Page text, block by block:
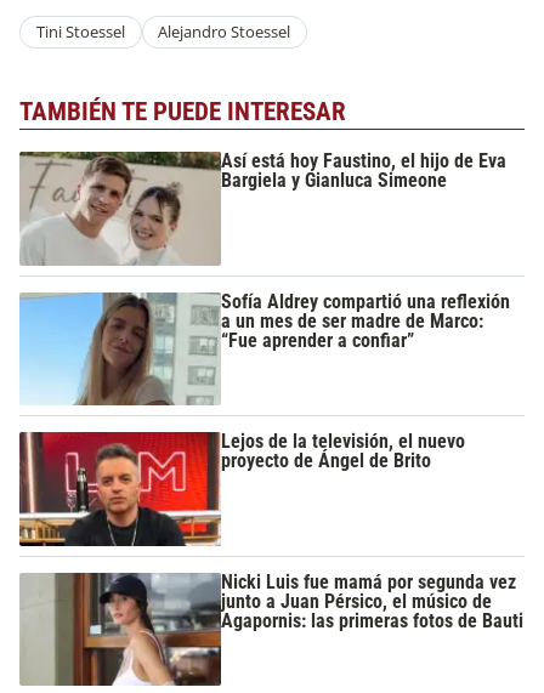
Tini Stoessel Alejandro Stoessel
TAMBIÉN TE PUEDE INTERESAR
Así está hoy Faustino, el hijo de Eva
Bargiela y Gianluca Simeone
Sofía Aldrey compartió una reflexión
a un mes de ser madre de Marco:
“Fue aprender a confiar”
Lejos de la televisión, el nuevo
proyecto de Ángel de Brito
Nicki Luis fue mamá por segunda vez
junto a Juan Pérsico, el músico de
Agapornis: las primeras fotos de Bauti